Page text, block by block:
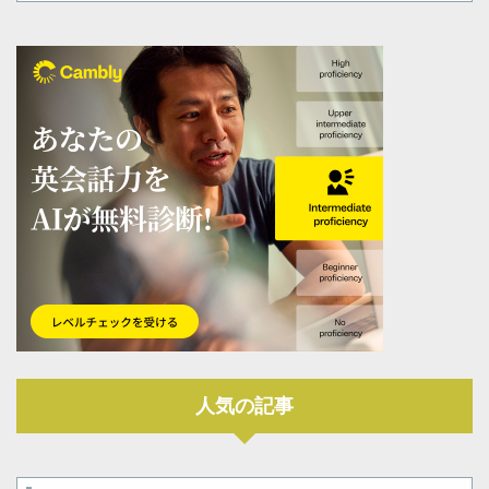
人気の記事